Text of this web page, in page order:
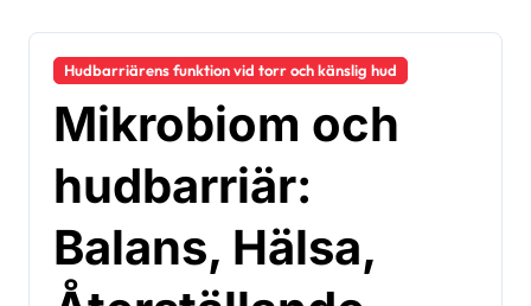
Hudbarriärens funktion vid torr och känslig hud
Mikrobiom och
hudbarriär:
Balans, Hälsa,